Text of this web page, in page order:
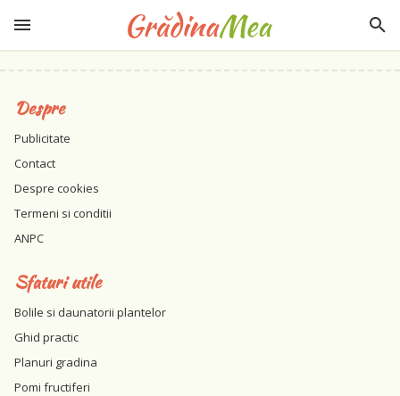
Despre
Publicitate
Contact
Despre cookies
Termeni si conditii
ANPC
Sfaturi utile
Bolile si daunatorii plantelor
Ghid practic
Planuri gradina
Pomi fructiferi